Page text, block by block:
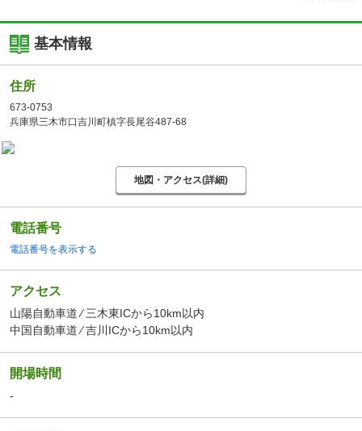
基本情報
住所
673-0753
兵庫県三木市口吉川町槙字長尾谷487-68
地図・アクセス(詳細)
電話番号
電話番号を表示する
アクセス
山陽自動車道 ⁄ 三木東ICから10km以内
中国自動車道 ⁄ 吉川ICから10km以内
開場時間
-